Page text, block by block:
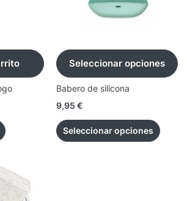
Seleccionar opciones
Babero de silicona
9,95 €
Seleccionar opciones